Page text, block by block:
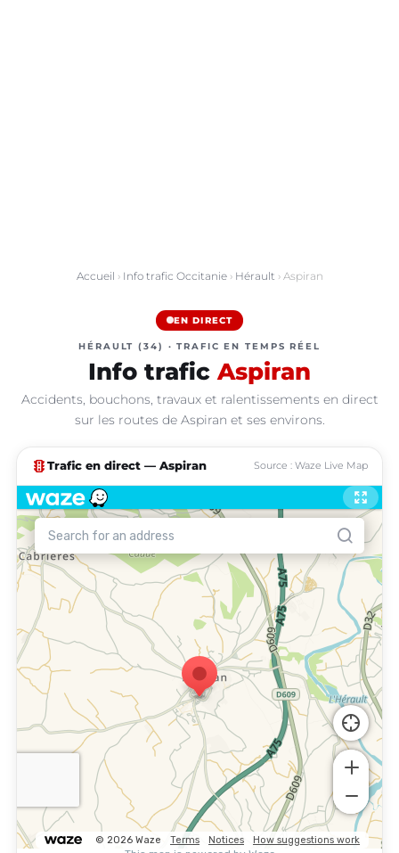
Accueil › Info trafic Occitanie› Hérault › Aspiran
EN DIRECT
HÉRAULT (34) · TRAFIC EN TEMPS RÉEL
Info trafic Aspiran
Accidents, bouchons, travaux et ralentissements en direct
sur les routes de Aspiran et ses environs.
traffic Trafic en direct — Aspiran Source : Waze Live Map